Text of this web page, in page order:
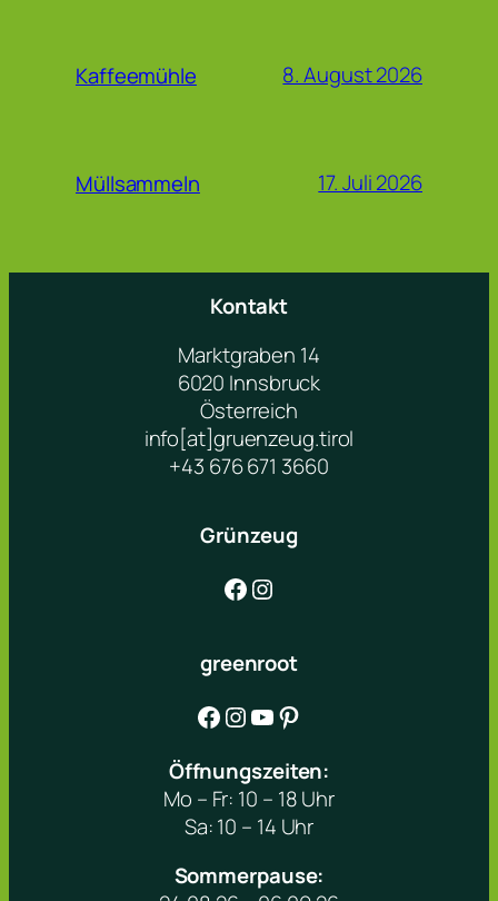
Kaffeemühle 8. August 2026
Müllsammeln 17. Juli 2026
Kontakt
Marktgraben 14
6020 Innsbruck
Österreich
info[at]gruenzeug.tirol
+43 676 671 3660
Grünzeug
Facebook Instagram
greenroot
Facebook Instagram YouTube Pinterest
Öffnungszeiten:
Mo – Fr: 10 – 18 Uhr
Sa: 10 – 14 Uhr
Sommerpause: